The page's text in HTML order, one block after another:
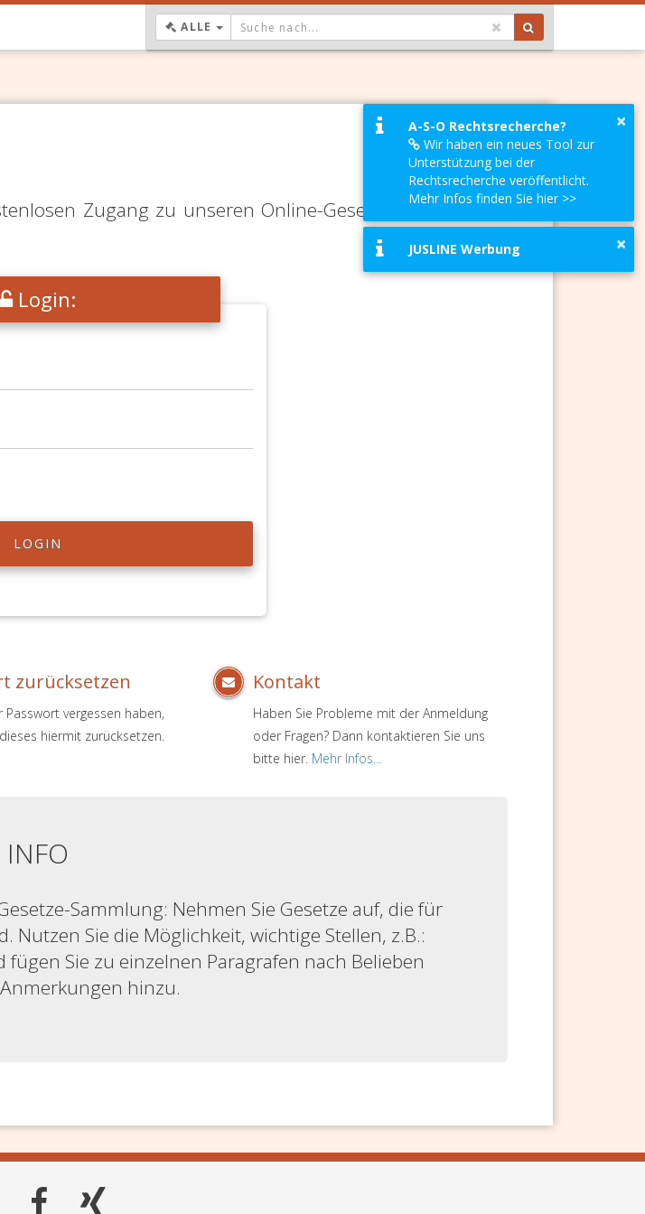
ALLE DROPDOWN: GEWÄHLTER WERT IST ALLE
Zugang zu unseren Online-Gesetze-Services und
Login:
LOGIN
zurücksetzen
Passwort vergessen haben,
hiermit zurücksetzen.
Kontakt
Haben Sie Probleme mit der Anmeldung
oder Fragen? Dann kontaktieren Sie uns
bitte hier. Mehr Infos...
INFO
Sammlung: Nehmen Sie Gesetze auf, die für
Nutzen Sie die Möglichkeit, wichtige Stellen, z.B.:
Sie zu einzelnen Paragrafen nach Belieben
hinzu.
×
A-S-O Rechtsrecherche?
Wir haben ein neues Tool zur
Unterstützung bei der
Rechtsrecherche veröffentlicht.
Mehr Infos finden Sie hier >>
×
JUSLINE Werbung